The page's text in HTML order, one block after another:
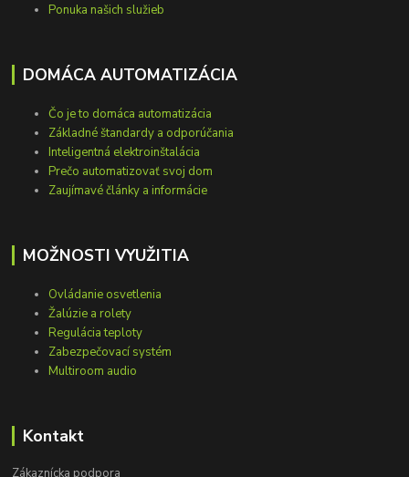
Ponuka našich služieb
DOMÁCA AUTOMATIZÁCIA
Čo je to domáca automatizácia
Základné štandardy a odporúčania
Inteligentná elektroinštalácia
Prečo automatizovať svoj dom
Zaujímavé články a informácie
MOŽNOSTI VYUŽITIA
Ovládanie osvetlenia
Žalúzie a rolety
Regulácia teploty
Zabezpečovací systém
Multiroom audio
Kontakt
Zákaznícka podpora